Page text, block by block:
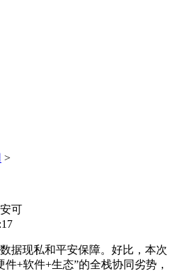
>
可
现私和平安保障。好比，本次
+软件+生态”的全栈协同劣势，